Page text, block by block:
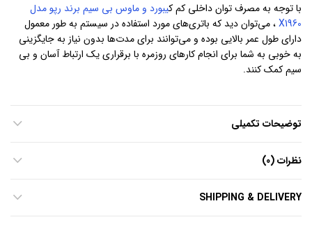
با توجه به مصرف توان داخلی کم کیبورد و ماوس بی سیم برند رپو مدل
X1960، می‌توان دید که باتری‌های مورد استفاده در سیستم به طور معمول
دارای طول عمر بالایی بوده و می‌توانند برای مدت‌ها بدون نیاز به جایگزینی
به خوبی به شما برای انجام کارهای روزمره با برقراری یک ارتباط آسان و بی
سیم کمک کنند.
توضیحات تکمیلی
نظرات (0)
SHIPPING & DELIVERY